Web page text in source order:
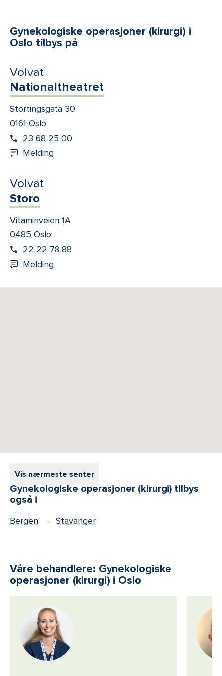
Gynekologiske operasjoner (kirurgi) i
Oslo tilbys på
Volvat
Nationaltheatret
Stortingsgata 30
0161 Oslo
23 68 25 00
Melding
Volvat
Storo
Vitaminveien 1A
0485 Oslo
22 22 78 88
Melding
Vis nærmeste senter
Gynekologiske operasjoner (kirurgi) tilbys
også i
Bergen Stavanger
Våre behandlere: Gynekologiske
operasjoner (kirurgi) i Oslo